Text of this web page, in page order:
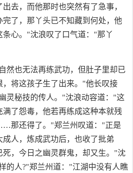
去，而他那时也突然有了急事，
了，那丫头已不知藏到何处，他
心。"沈浪叹了口气道："那丫
然也无法再练武功，但肚子里却已
将这孩子生了出来。"他长叹接
灵秘技的传人。"沈浪动容道："这
了怨毒，他若再练成这种本就残
那还得了。"郑兰州叹道："正是
人，炼成武功后，也收了批弟
，今日之幽灵群鬼，却又生。"沈
的人?"郑兰州道："江湖中没有人瞧